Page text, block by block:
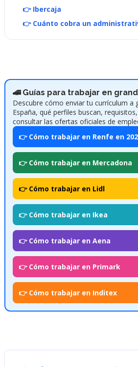
👉 Ibercaja
👉 Cuánto cobra un
🚄 Guías para trabajar en
Descubre cómo enviar tu currículum a
España, qué perfiles buscan,
consultar las ofertas oficiales de
👉 Cómo trabajar en Renfe en
👉 Cómo trabajar en Mercadona
👉 Cómo trabajar en Lidl
👉 Cómo trabajar en Ikea
👉 Cómo trabajar en Aena
👉 Cómo trabajar en Primark
👉 Cómo trabajar en Inditex